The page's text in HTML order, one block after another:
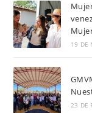
19 DE
23 DE